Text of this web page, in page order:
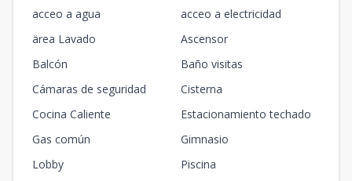
acceo a agua
acceo a electricidad
ärea Lavado
Ascensor
Balcón
Baño visitas
Cámaras de seguridad
Cisterna
Cocina Caliente
Estacionamiento techado
Gas común
Gimnasio
Lobby
Piscina